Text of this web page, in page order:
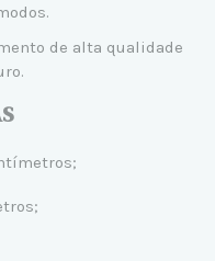
de alta qualidade